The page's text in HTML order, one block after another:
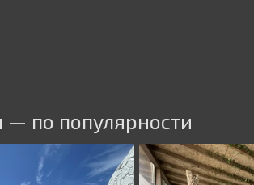
— по популярности